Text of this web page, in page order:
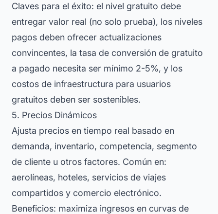
Claves para el éxito: el nivel gratuito debe
entregar valor real (no solo prueba), los niveles
pagos deben ofrecer actualizaciones
convincentes, la tasa de conversión de gratuito
a pagado necesita ser mínimo 2-5%, y los
costos de infraestructura para usuarios
gratuitos deben ser sostenibles.
5. Precios Dinámicos
Ajusta precios en tiempo real basado en
demanda, inventario, competencia, segmento
de cliente u otros factores. Común en:
aerolíneas, hoteles, servicios de viajes
compartidos y comercio electrónico.
Beneficios: maximiza ingresos en curvas de